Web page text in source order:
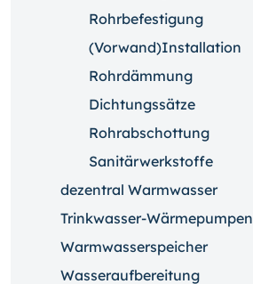
Rohrbefestigung
(Vorwand)Installation
Rohrdämmung
Dichtungssätze
Rohrabschottung
Sanitärwerkstoffe
dezentral Warmwasser
Trinkwasser-Wärmepumpen
Warmwasserspeicher
Wasseraufbereitung